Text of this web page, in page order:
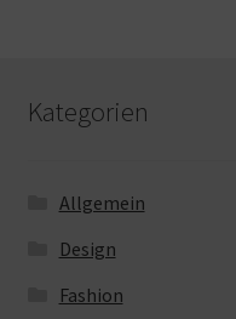
Kategorien
Allgemein
Design
Fashion